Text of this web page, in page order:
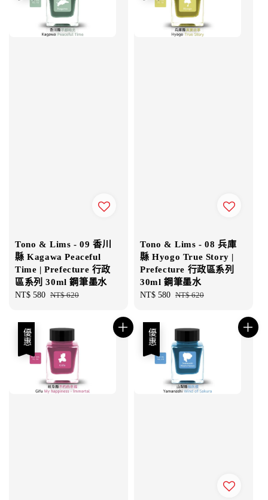
Tono & Lims - 09 香川
縣 Kagawa Peaceful
Time | Prefecture 行政
區系列 30ml 鋼筆墨水
Sale
NT$ 580 Regular
NT$ 620
Tono & Lims - 08 兵庫
縣 Hyogo True Story |
Prefecture 行政區系列
30ml 鋼筆墨水
Sale
NT$ 580 Regular
NT$ 620
優惠 優惠